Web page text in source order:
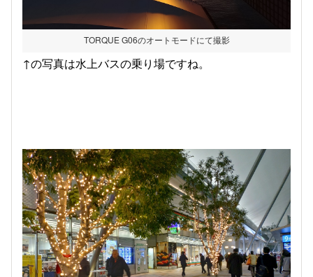
TORQUE G06のオートモードにて撮影
↑の写真は水上バスの乗り場ですね。